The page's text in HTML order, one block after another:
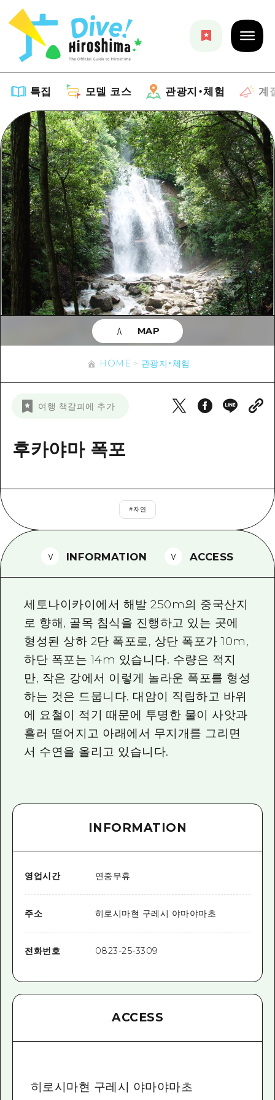
특집 모델 코스 관광지・체험 계
특집
목록
추천
아트
이벤트/축제
음식/술
사이클링
쇼핑
스포츠
나이트 라이프
기준
치유
모델 코스
목록
Dive! Hiroshima 공식 가이드
Hiroshima Moshimo Travel
히로시마시 주변
아키(安芸)
빈고(備後)
미야지마(宮島) 주변
빠른 여행
1박 2일
2박 3일
관광지・체험
목록
히로시마시 주변
아키(安芸)
빈고(備後)
비북(備北)
게이호쿠(芸北)
야마구치(山口)현 동부
시마네(島根)현
계절 정보
이벤트
유용한 정보
목록
접근
히로시마 OMOTENASHI 패스
외국인 여행자용 거리 관광안내소
사진 다운로드
재해가 발생했을 때의 교통 정보
관광 안내 책자
뉴스
HOME 관광지・체험
여행 책갈피에 추가
후카야마 폭포
#자연
MAP
INFORMATION ACCESS
세토나이카이에서 해발 250m의 중국산지
로 향해, 골목 침식을 진행하고 있는 곳에
형성된 상하 2단 폭포로, 상단 폭포가 10m,
하단 폭포는 14m 있습니다. 수량은 적지
만, 작은 강에서 이렇게 놀라운 폭포를 형성
하는 것은 드뭅니다. 대암이 직립하고 바위
에 요철이 적기 때문에 투명한 물이 사앗과
흘러 떨어지고 아래에서 무지개를 그리면
서 수연을 올리고 있습니다.
INFORMATION
영업시간 연중무휴
주소 히로시마현 구레시 야마야마초
전화번호 0823-25-3309
ACCESS
히로시마현 구레시 야마야마초